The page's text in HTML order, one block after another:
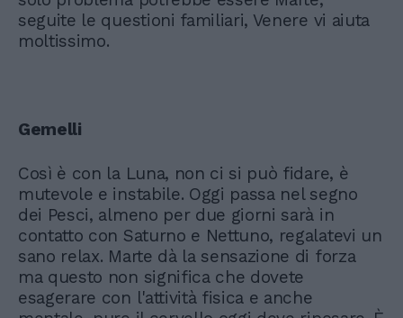
seguite le questioni familiari, Venere vi aiuta
moltissimo.
Gemelli
Così è con la Luna, non ci si può fidare, è
mutevole e instabile. Oggi passa nel segno
dei Pesci, almeno per due giorni sarà in
contatto con Saturno e Nettuno, regalatevi un
sano relax. Marte dà la sensazione di forza
ma questo non significa che dovete
esagerare con l'attività fisica e anche